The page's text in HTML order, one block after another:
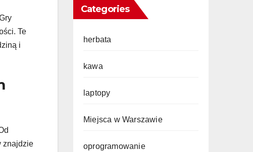
Te
i
znajdzie
Categories
herbata
kawa
laptopy
Miejsca w Warszawie
oprogramowanie